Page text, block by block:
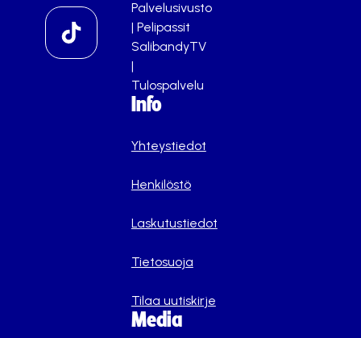
Palvelusivusto
| Pelipassit
SalibandyTV
|
Tulospalvelu
Info
Yhteystiedot
Henkilöstö
Laskutustiedot
Tietosuoja
Tilaa uutiskirje
Media